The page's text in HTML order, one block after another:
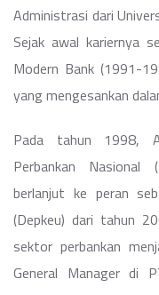
Administrasi dari
Sejak awal kariernya
Modern Bank (1991-
yang mengesankan
Pada tahun 1998,
Perbankan Nasional
berlanjut ke peran
(Depkeu) dari tahun
sektor perbankan
General Manager di